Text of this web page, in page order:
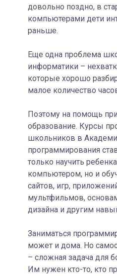
довольно поздно, в
компьютерами дети
раньше.
Еще одна проблема
информатики –
которые хорошо
малое количество
Поэтому на помощь
образование. Курсы
школьников в
программирования
только научить
компьютером, но и
сайтов, игр,
мультфильмов,
дизайна и другим
Заниматься
может и дома. Но
– сложная задача для
Им нужен кто-то, кто